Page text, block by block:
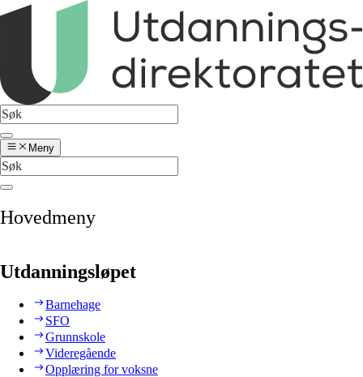
Meny
Hovedmeny
Utdanningsløpet
Barnehage
SFO
Grunnskole
Videregående
Opplæring for voksne